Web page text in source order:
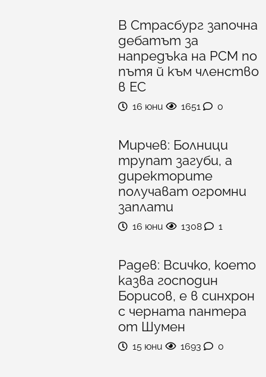
В Страсбург започна
дебатът за
напредъка на РСМ по
пътя й към членство
в ЕС
16 юни 1651 0
Мирчев: Болници
трупат загуби, а
директорите
получават огромни
заплати
16 юни 1308 1
Радев: Всичко, което
казва господин
Борисов, е в синхрон
с черната пантера
от Шумен
15 юни 1693 0